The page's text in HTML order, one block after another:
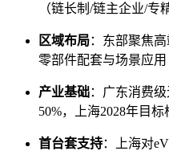
（链长制/链主企业/专
区域布局：东部聚焦
零部件配套与场景应用
产业基础：广东消费
50%，上海2028年目
首台套支持：上海对